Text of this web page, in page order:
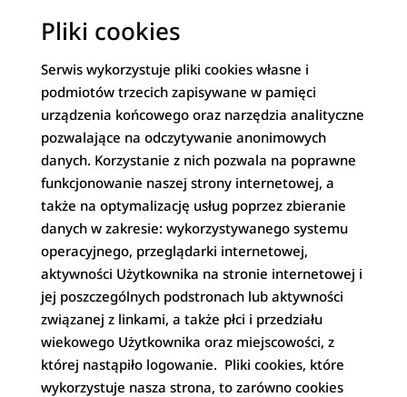
Pliki cookies
Serwis wykorzystuje pliki cookies własne i
podmiotów trzecich zapisywane w pamięci
urządzenia końcowego oraz narzędzia analityczne
pozwalające na odczytywanie anonimowych
danych. Korzystanie z nich pozwala na poprawne
funkcjonowanie naszej strony internetowej, a
także na optymalizację usług poprzez zbieranie
danych w zakresie: wykorzystywanego systemu
operacyjnego, przeglądarki internetowej,
aktywności Użytkownika na stronie internetowej i
jej poszczególnych podstronach lub aktywności
związanej z linkami, a także płci i przedziału
wiekowego Użytkownika oraz miejscowości, z
której nastąpiło logowanie. Pliki cookies, które
wykorzystuje nasza strona, to zarówno cookies